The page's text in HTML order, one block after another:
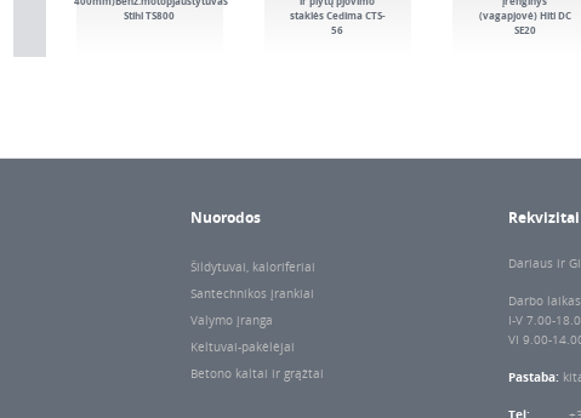
Stihl TS800
staklės Cedima CTS-
56
(vagapjovė) Hiti DC
SE20
Nuorodos
Šildytuvai, kaloriferiai
Santechnikos įrankiai
Valymo įranga
Keltuvai-pakėlėjai
Betono kaltai ir grąžtai
Rekvizitai
Dariaus ir
Darbo laikas
I-V 7.00-
VI 9.00-
Pastaba:
Tel: